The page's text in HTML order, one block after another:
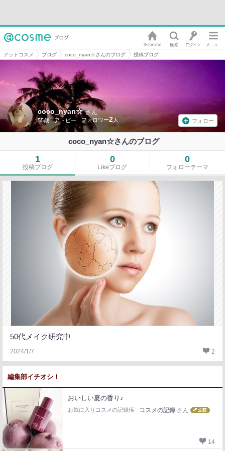
アットコスメ ブログ coco_nyan☆さんのブログ 投稿ブログ
coco_nyan☆ さん
55歳 アトピー 2 フォロー
coco_nyan☆さんのブログ
1
投稿ブログ
0
Likeブログ
0
フォローテーマ
50代メイク研究中
2024/1/7 2
編集部イチオシ！
おいしい夏の香り♪
お気に入りコスメの記録係 コスメの記録 さん
14